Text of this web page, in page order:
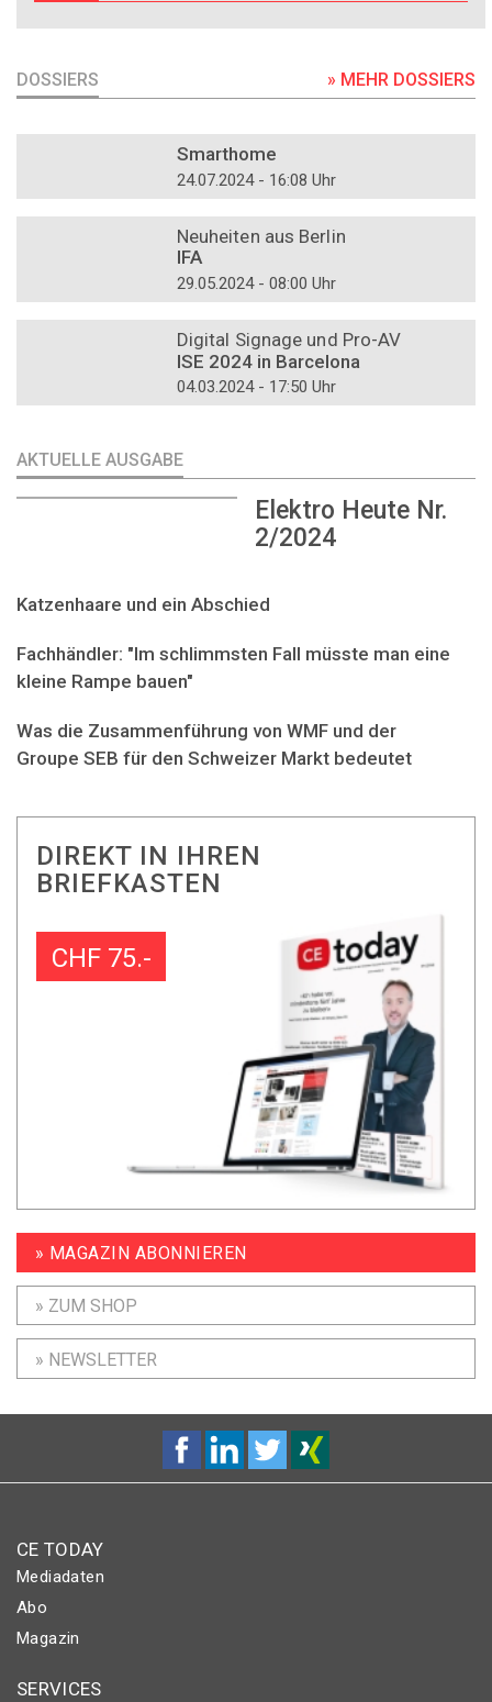
DOSSIERS » MEHR DOSSIERS
Smarthome
24.07.2024 - 16:08 Uhr
Neuheiten aus Berlin
IFA
29.05.2024 - 08:00 Uhr
Digital Signage und Pro-AV
ISE 2024 in Barcelona
04.03.2024 - 17:50 Uhr
AKTUELLE AUSGABE
Elektro Heute Nr.
2/2024
Katzenhaare und ein Abschied
Fachhändler: "Im schlimmsten Fall müsste man eine
kleine Rampe bauen"
Was die Zusammenführung von WMF und der
Groupe SEB für den Schweizer Markt bedeutet
DIREKT IN IHREN
BRIEFKASTEN
CHF 75.-
» MAGAZIN ABONNIEREN
» ZUM SHOP
» NEWSLETTER
CE TODAY
Mediadaten
Abo
Magazin
SERVICES